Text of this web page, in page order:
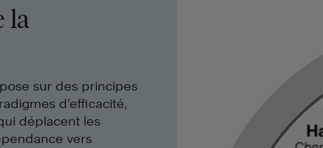
la
sur des principes
d’efficacité,
déplacent les
vers